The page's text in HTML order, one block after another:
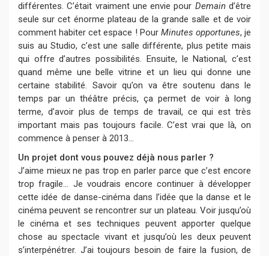
différentes. C’était vraiment une envie pour Demaind’être
seule sur cet énorme plateau de la grande salle et de voir
comment habiter cet espace ! Pour Minutes opportunes, je
suis au Studio, c’est une salle différente, plus petite mais
qui offre d’autres possibilités. Ensuite, le National, c’est
quand même une belle vitrine et un lieu qui donne une
certaine stabilité. Savoir qu’on va être soutenu dans le
temps par un théâtre précis, ça permet de voir à long
terme, d’avoir plus de temps de travail, ce qui est très
important mais pas toujours facile. C’est vrai que là, on
commence à penser à 2013...
Un projet dont vous pouvez déjà nous parler ?
J’aime mieux ne pas trop en parler parce que c’est encore
trop fragile... Je voudrais encore continuer à développer
cette idée de danse-cinéma dans l’idée que la danse et le
cinéma peuvent se rencontrer sur un plateau. Voir jusqu’où
le cinéma et ses techniques peuvent apporter quelque
chose au spectacle vivant et jusqu’où les deux peuvent
s’interpénétrer. J’ai toujours besoin de faire la fusion, de